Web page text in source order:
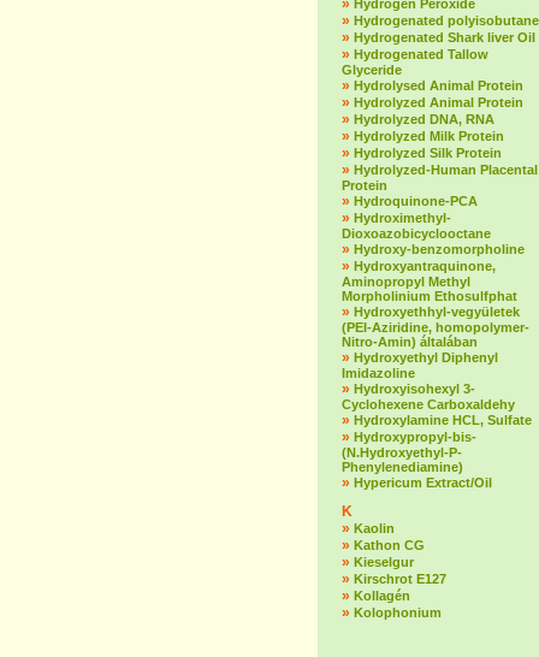
» Hydrogen Peroxide
» Hydrogenated polyisobutane
» Hydrogenated Shark liver Oil
» Hydrogenated Tallow
Glyceride
» Hydrolysed Animal Protein
» Hydrolyzed Animal Protein
» Hydrolyzed DNA, RNA
» Hydrolyzed Milk Protein
» Hydrolyzed Silk Protein
» Hydrolyzed-Human Placental
Protein
» Hydroquinone-PCA
» Hydroximethyl-
Dioxoazobicyclooctane
» Hydroxy-benzomorpholine
» Hydroxyantraquinone,
Aminopropyl Methyl
Morpholinium Ethosulfphat
» Hydroxyethhyl-vegyületek
(PEI-Aziridine, homopolymer-
Nitro-Amin) általában
» Hydroxyethyl Diphenyl
Imidazoline
» Hydroxyisohexyl 3-
Cyclohexene Carboxaldehy
» Hydroxylamine HCL, Sulfate
» Hydroxypropyl-bis-
(N.Hydroxyethyl-P-
Phenylenediamine)
» Hypericum Extract/Oil
K
» Kaolin
» Kathon CG
» Kieselgur
» Kirschrot E127
» Kollagén
» Kolophonium